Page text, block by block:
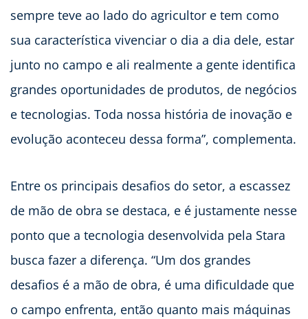
sempre teve ao lado do agricultor e tem como
sua característica vivenciar o dia a dia dele, estar
junto no campo e ali realmente a gente identifica
grandes oportunidades de produtos, de negócios
e tecnologias. Toda nossa história de inovação e
evolução aconteceu dessa forma”, complementa.
Entre os principais desafios do setor, a escassez
de mão de obra se destaca, e é justamente nesse
ponto que a tecnologia desenvolvida pela Stara
busca fazer a diferença. “Um dos grandes
desafios é a mão de obra, é uma dificuldade que
o campo enfrenta, então quanto mais máquinas